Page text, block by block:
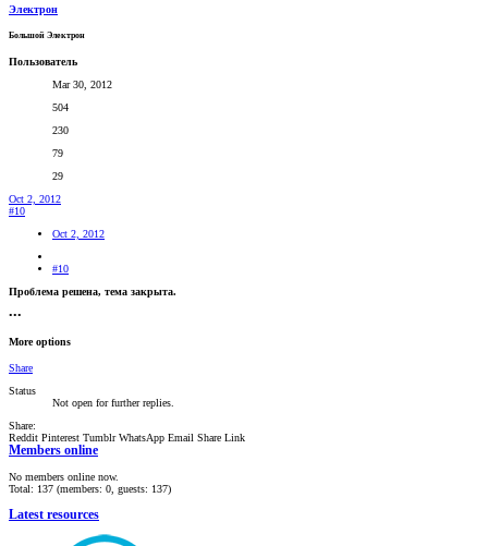
Электрон
Большой Электрон
Пользователь
Mar 30, 2012
504
230
79
29
Oct 2, 2012
#10
Oct 2, 2012
#10
Проблема решена, тема закрыта.
•••
More options
Share
Status
Not open for further replies.
Share:
Reddit Pinterest Tumblr WhatsApp Email Share Link
Members online
No members online now.
Total: 137 (members: 0, guests: 137)
Latest resources